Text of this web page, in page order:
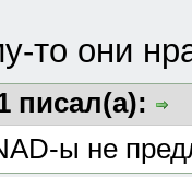
то они
писал(а):
ы не